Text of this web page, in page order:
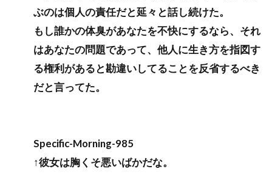
ぶのは個人の責任だと延々と話し続けた。
もし誰かの体臭があなたを不快にするなら、それ
はあなたの問題であって、他人に生き方を指図す
る権利があると勘違いしてることを反省するべき
だと言ってた。
Specific-Morning-985
↑彼女は胸くそ悪いばかだな。